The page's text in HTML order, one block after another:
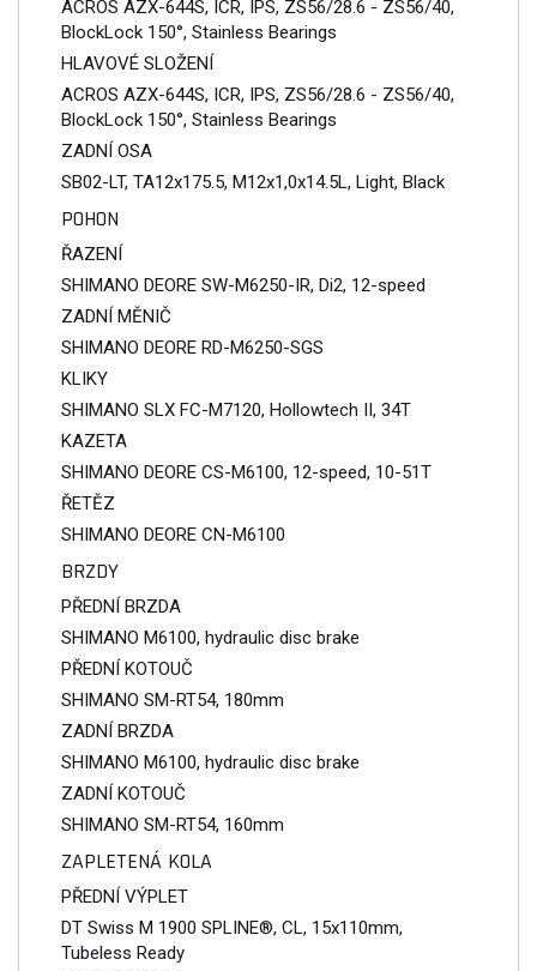
ACROS AZX-644S, ICR, IPS, ZS56/28.6 - ZS56/40,
BlockLock 150°, Stainless Bearings
HLAVOVÉ SLOŽENÍ
ACROS AZX-644S, ICR, IPS, ZS56/28.6 - ZS56/40,
BlockLock 150°, Stainless Bearings
ZADNÍ OSA
SB02-LT, TA12x175.5, M12x1,0x14.5L, Light, Black
POHON
ŘAZENÍ
SHIMANO DEORE SW-M6250-IR, Di2, 12-speed
ZADNÍ MĚNIČ
SHIMANO DEORE RD-M6250-SGS
KLIKY
SHIMANO SLX FC-M7120, Hollowtech II, 34T
KAZETA
SHIMANO DEORE CS-M6100, 12-speed, 10-51T
ŘETĚZ
SHIMANO DEORE CN-M6100
BRZDY
PŘEDNÍ BRZDA
SHIMANO M6100, hydraulic disc brake
PŘEDNÍ KOTOUČ
SHIMANO SM-RT54, 180mm
ZADNÍ BRZDA
SHIMANO M6100, hydraulic disc brake
ZADNÍ KOTOUČ
SHIMANO SM-RT54, 160mm
ZAPLETENÁ KOLA
PŘEDNÍ VÝPLET
DT Swiss M 1900 SPLINE®, CL, 15x110mm,
Tubeless Ready